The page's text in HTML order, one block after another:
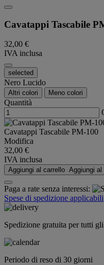
Cavatappi Tascabile
32,00 €
IVA inclusa
selected
Nero Lucido
Altri colori Meno colori
Quantità
Cavatappi Tascabile PM-100
Modifica
32,00 €
IVA inclusa
Aggiungi al carrello Aggiungi al
Paga a rate senza interessi:
Spese di spedizione applicabili
Spedizione gratuita per tutti
Periodo di reso di 30 giorni